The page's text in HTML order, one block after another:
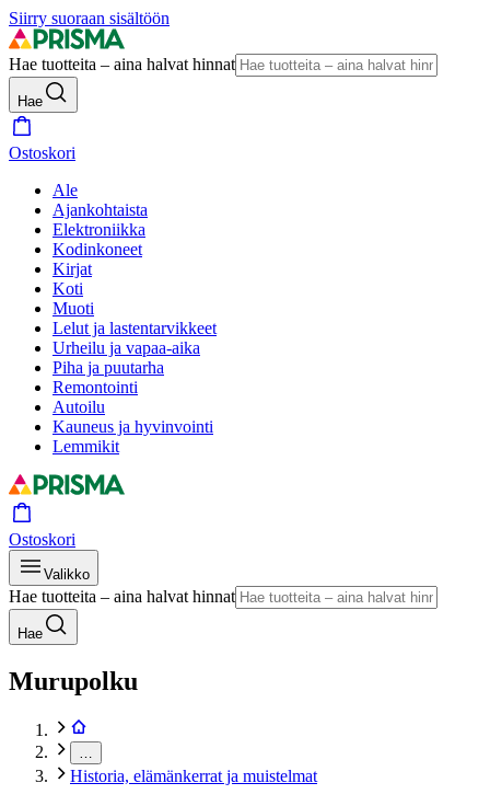
Siirry suoraan sisältöön
Hae tuotteita – aina halvat hinnat
Hae
Ostoskori
Ale
Ajankohtaista
Elektroniikka
Kodinkoneet
Kirjat
Koti
Muoti
Lelut ja lastentarvikkeet
Urheilu ja vapaa-aika
Piha ja puutarha
Remontointi
Autoilu
Kauneus ja hyvinvointi
Lemmikit
Ostoskori
Valikko
Hae tuotteita – aina halvat hinnat
Hae
Murupolku
Historia, elämänkerrat ja muistelmat